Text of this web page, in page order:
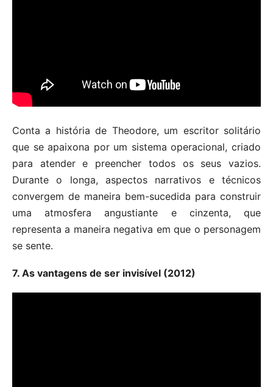
Conta a história de Theodore, um escritor solitário
que se apaixona por um sistema operacional, criado
para atender e preencher todos os seus vazios.
Durante o longa, aspectos narrativos e técnicos
convergem de maneira bem-sucedida para construir
uma atmosfera angustiante e cinzenta, que
representa a maneira negativa em que o personagem
se sente.
7. As vantagens de ser invisível (2012)